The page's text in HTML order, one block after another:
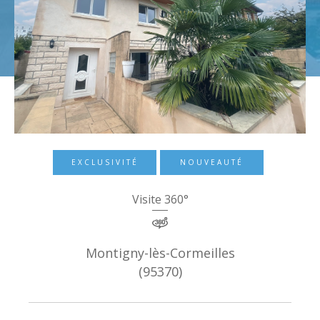
EXCLUSIVITÉ NOUVEAUTÉ
Visite 360°
Montigny-lès-Cormeilles
(95370)
Budget
Surface
Surface
Pièces
Pièces
AFFINER LES CRITÈRES
FILTRER PAR